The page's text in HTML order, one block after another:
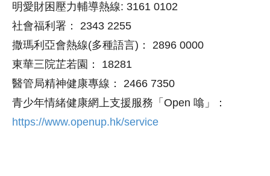
明愛財困壓力輔導熱線: 3161 0102
社會福利署： 2343 2255
撒瑪利亞會熱線(多種語言)： 2896 0000
東華三院芷若園： 18281
醫管局精神健康專線： 2466 7350
青少年情緒健康網上支援服務「Open 噏」：
https://www.openup.hk/service